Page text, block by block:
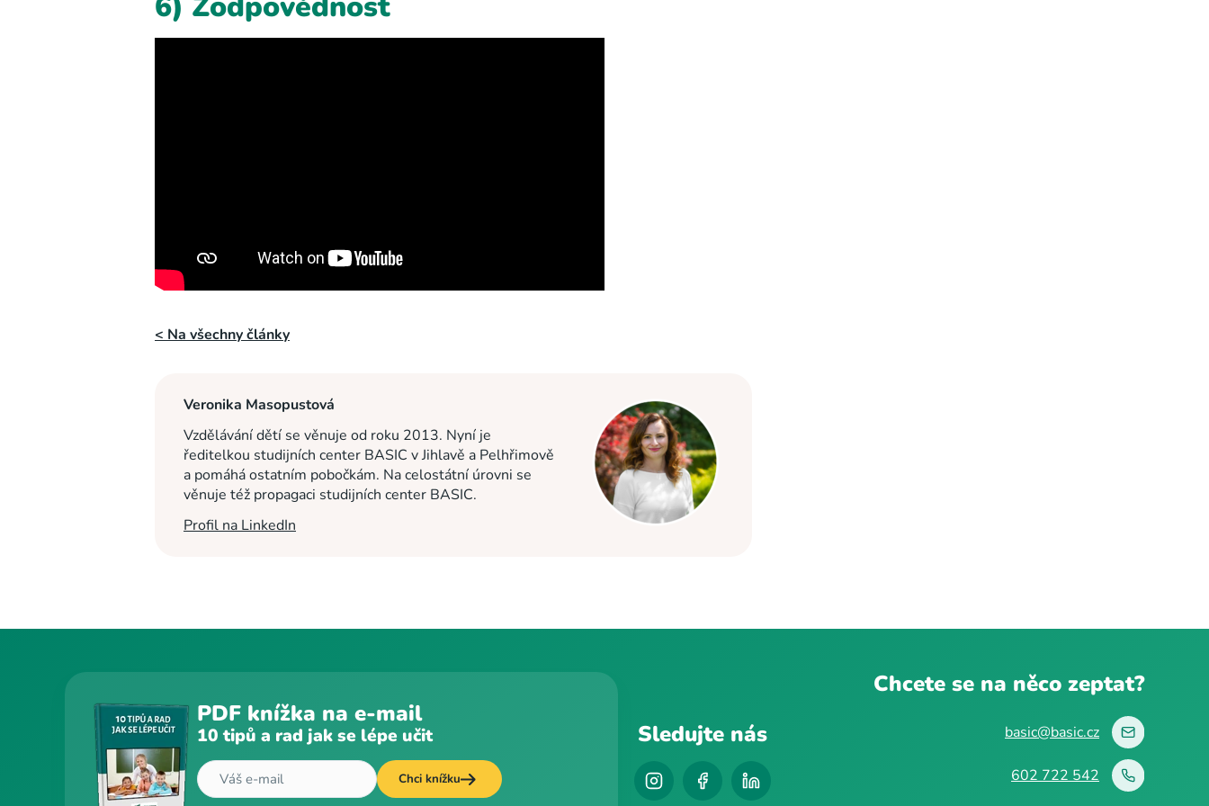
< Na všechny články
Veronika Masopustová
Vzdělávání dětí se věnuje od roku 2013. Nyní je
ředitelkou studijních center BASIC v Jihlavě a Pelhřimově
a pomáhá ostatním pobočkám. Na celostátní úrovni se
věnuje též propagaci studijních center BASIC.
Profil na LinkedIn
PDF knížka na e-mail
10 tipů a rad jak se lépe učit
Chci knížku
Sledujte nás
Chcete se na něco zeptat?
basic@basic.cz
602 722 542